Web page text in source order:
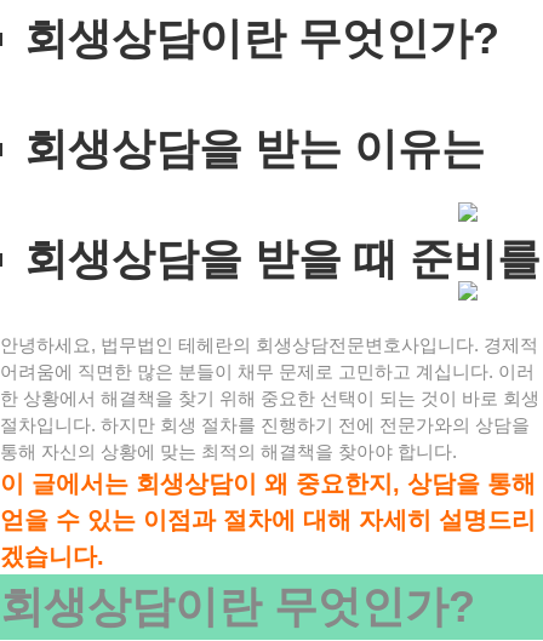
회생상담이란 무엇인가?
회생상담을 받는 이유는
회생상담을 받을 때 준비를
안녕하세요, 법무법인 테헤란의 회생상담전문변호사입니다. 경제적
어려움에 직면한 많은 분들이 채무 문제로 고민하고 계십니다. 이러
한 상황에서 해결책을 찾기 위해 중요한 선택이 되는 것이 바로 회생
절차입니다. 하지만 회생 절차를 진행하기 전에 전문가와의 상담을
통해 자신의 상황에 맞는 최적의 해결책을 찾아야 합니다.
이 글에서는 회생상담이 왜 중요한지, 상담을 통해
얻을 수 있는 이점과 절차에 대해 자세히 설명드리
겠습니다.
회생상담이란 무엇인가?